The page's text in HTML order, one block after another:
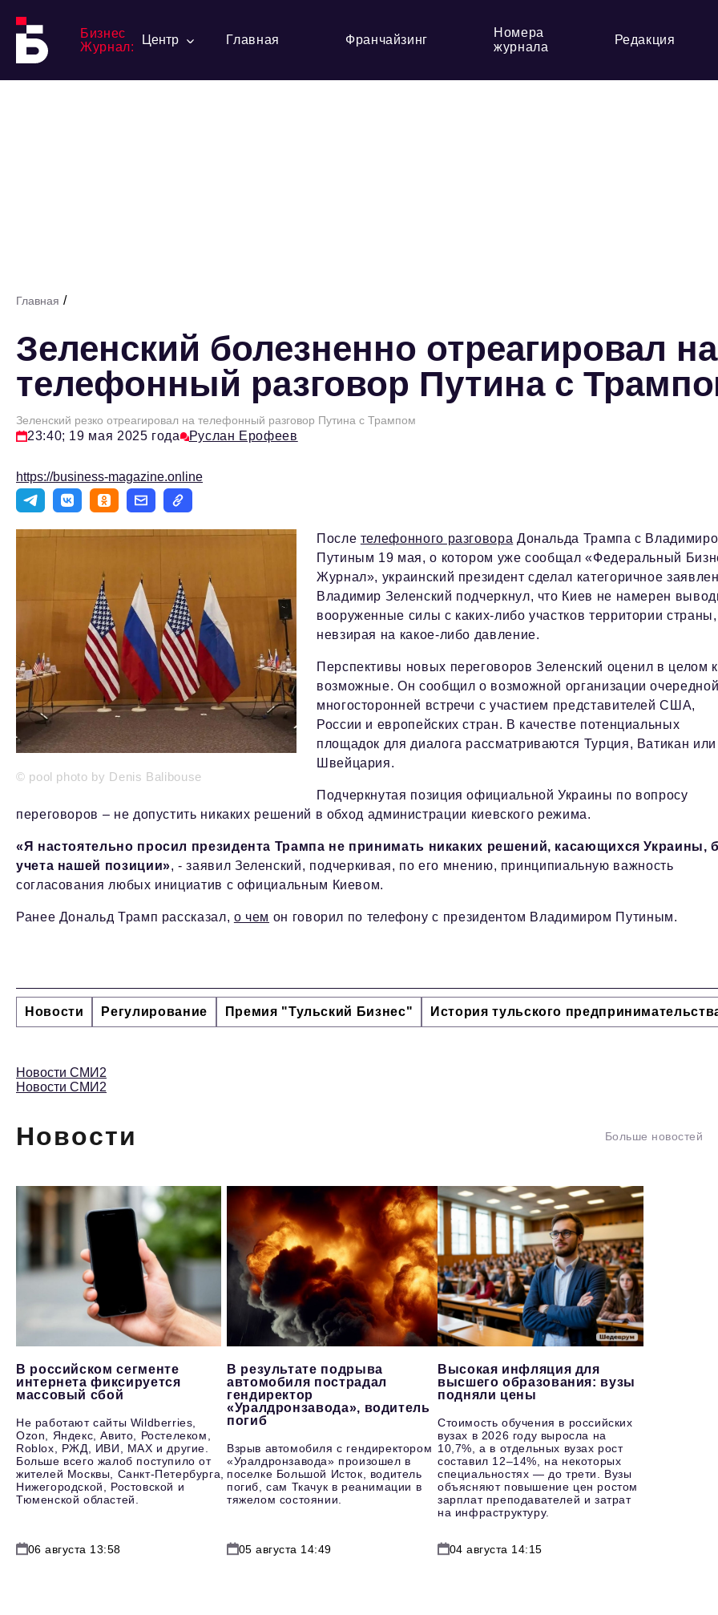
Бизнес
Журнал:
Центр Главная Франчайзинг
Номера
журнала
Редакция
Главная /
Зеленский болезненно отреагировал на
телефонный разговор Путина с
Зеленский резко отреагировал на телефонный разговор Путина с Трампом
23:40; 19 мая 2025 года Руслан Ерофеев
https://business-magazine.online
© pool photo by Denis Balibouse
После телефонного разговора Дональда Трампа с
Путиным 19 мая, о котором уже сообщал «Федеральный
Журнал», украинский президент сделал категоричное
Владимир Зеленский подчеркнул, что Киев не намерен
вооруженные силы с каких-либо участков территории страны,
невзирая на какое-либо давление.
Перспективы новых переговоров Зеленский оценил в целом
возможные. Он сообщил о возможной организации очередной
многосторонней встречи с участием представителей США,
России и европейских стран. В качестве потенциальных
площадок для диалога рассматриваются Турция, Ватикан или
Швейцария.
Подчеркнутая позиция официальной Украины по вопросу
переговоров – не допустить никаких решений в обход администрации киевского режима.
«Я настоятельно просил президента Трампа не принимать никаких решений, касающихся Украины,
учета нашей позиции», - заявил Зеленский, подчеркивая, по его мнению, принципиальную важность
согласования любых инициатив с официальным Киевом.
Ранее Дональд Трамп рассказал, о чем он говорил по телефону с президентом Владимиром Путиным.
Новости Регулирование Премия "Тульский Бизнес" История тульского
Новости СМИ2
Новости СМИ2
Новости Больше новостей
В российском сегменте
интернета фиксируется
массовый сбой
Не работают сайты Wildberries,
Ozon, Яндекс, Авито, Ростелеком,
Roblox, РЖД, ИВИ, MAX и другие.
Больше всего жалоб поступило от
жителей Москвы, Санкт-Петербурга,
Нижегородской, Ростовской и
Тюменской областей.
06 августа 13:58
В результате подрыва
автомобиля пострадал
гендиректор
«Уралдронзавода», водитель
погиб
Взрыв автомобиля с гендиректором
«Уралдронзавода» произошел в
поселке Большой Исток, водитель
погиб, сам Ткачук в реанимации в
тяжелом состоянии.
05 августа 14:49
Высокая инфляция для
высшего образования: вузы
подняли цены
Стоимость обучения в российских
вузах в 2026 году выросла на
10,7%, а в отдельных вузах рост
составил 12–14%, на некоторых
специальностях — до трети. Вузы
объясняют повышение цен ростом
зарплат преподавателей и затрат
на инфраструктуру.
04 августа 14:15